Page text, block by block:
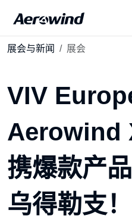
产品中心
展会与新闻
服务与下载
关于我们
展会与新闻 展会
VIV
Aerowind
携爆款产
乌得勒支！